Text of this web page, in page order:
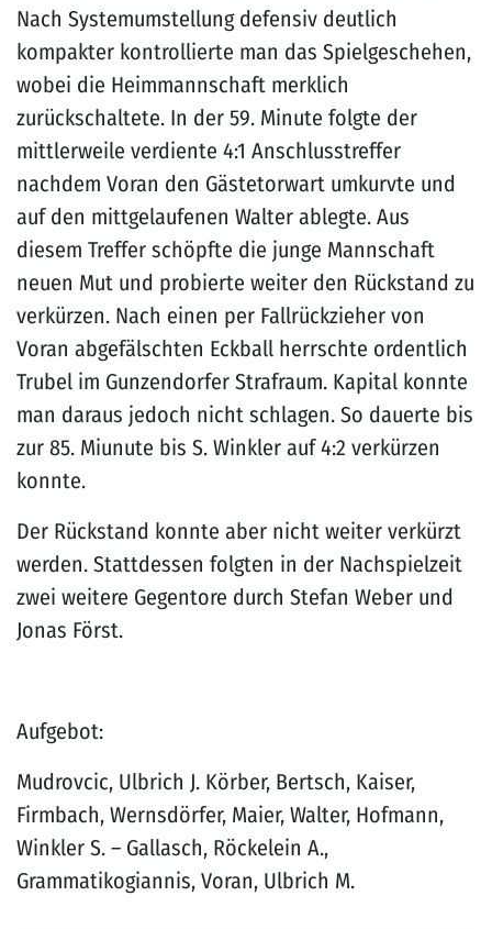
Nach Systemumstellung defensiv deutlich
kompakter kontrollierte man das Spielgeschehen,
wobei die Heimmannschaft merklich
zurückschaltete. In der 59. Minute folgte der
mittlerweile verdiente 4:1 Anschlusstreffer
nachdem Voran den Gästetorwart umkurvte und
auf den mittgelaufenen Walter ablegte. Aus
diesem Treffer schöpfte die junge Mannschaft
neuen Mut und probierte weiter den Rückstand zu
verkürzen. Nach einen per Fallrückzieher von
Voran abgefälschten Eckball herrschte ordentlich
Trubel im Gunzendorfer Strafraum. Kapital konnte
man daraus jedoch nicht schlagen. So dauerte bis
zur 85. Miunute bis S. Winkler auf 4:2 verkürzen
konnte.
Der Rückstand konnte aber nicht weiter verkürzt
werden. Stattdessen folgten in der Nachspielzeit
zwei weitere Gegentore durch Stefan Weber und
Jonas Först.
Aufgebot:
Mudrovcic, Ulbrich J. Körber, Bertsch, Kaiser,
Firmbach, Wernsdörfer, Maier, Walter, Hofmann,
Winkler S. – Gallasch, Röckelein A.,
Grammatikogiannis, Voran, Ulbrich M.